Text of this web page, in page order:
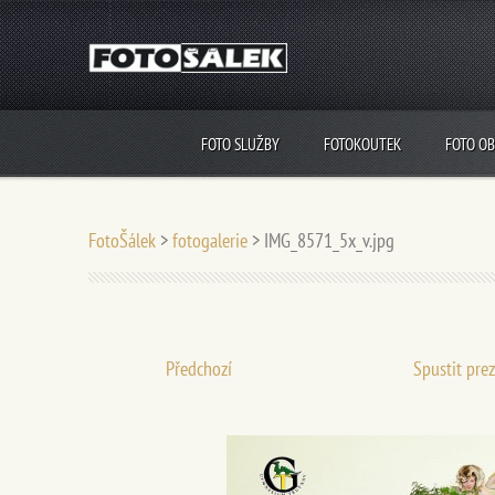
FOTO SLUŽBY FOTOKOUTEK FOTO
FotoŠálek >fotogalerie > IMG_8571_5x_v.jpg
Předchozí Spustit